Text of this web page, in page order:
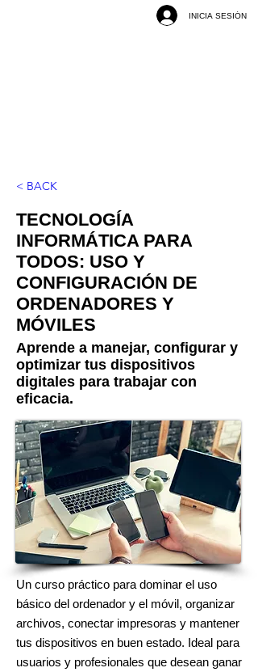
INICIA SESIÓN
< BACK
TECNOLOGÍA
INFORMÁTICA PARA
TODOS: USO Y
CONFIGURACIÓN DE
ORDENADORES Y
MÓVILES
Aprende a manejar, configurar y
optimizar tus dispositivos
digitales para trabajar con
eficacia.
Un curso práctico para dominar el uso
básico del ordenador y el móvil, organizar
archivos, conectar impresoras y mantener
tus dispositivos en buen estado. Ideal para
usuarios y profesionales que desean ganar